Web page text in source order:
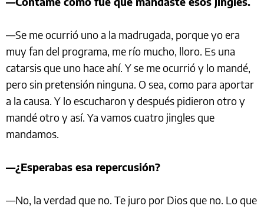
—Se me ocurrió uno a la madrugada, porque yo era
muy fan del programa, me río mucho, lloro. Es una
catarsis que uno hace ahí. Y se me ocurrió y lo mandé,
pero sin pretensión ninguna. O sea, como para aportar
a la causa. Y lo escucharon y después pidieron otro y
mandé otro y así. Ya vamos cuatro jingles que
mandamos.
—¿Esperabas esa repercusión?
—No, la verdad que no. Te juro por Dios que no. Lo que